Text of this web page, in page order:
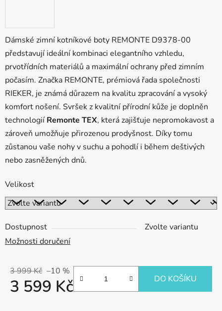
Dámské zimní kotníkové boty REMONTE D9378-00
představují ideální kombinaci elegantního vzhledu,
prvotřídních materiálů a maximální ochrany před zimním
počasím. Značka REMONTE, prémiová řada společnosti
RIEKER, je známá důrazem na kvalitu zpracování a vysoký
komfort nošení. Svršek z kvalitní přírodní kůže je doplněn
technologií Remonte TEX, která zajišťuje nepromokavost a
zároveň umožňuje přirozenou prodyšnost. Díky tomu
zůstanou vaše nohy v suchu a pohodlí i během deštivých
nebo zasněžených dnů.
Velikost
Dostupnost
Zvolte variantu
Možnosti doručení
3 999 Kč –10 %
3 599 Kč DO KOŠÍKU